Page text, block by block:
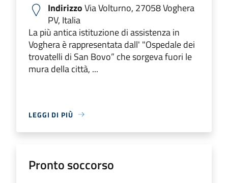
IndirizzoVia Volturno, 27058 Voghera
PV, Italia
La più antica istituzione di assistenza in
Voghera è rappresentata dall' "Ospedale dei
trovatelli di San Bovo” che sorgeva fuori le
mura della città, ...
LEGGI DI PIÙ
Pronto soccorso